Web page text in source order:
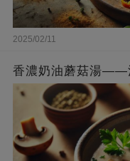
2025/02/11
香濃奶油蘑菇湯——